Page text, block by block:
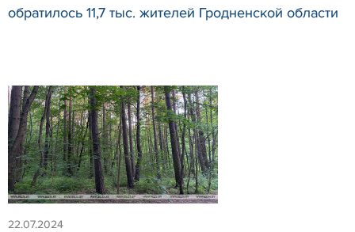
обратилось 11,7 тыс. жителей Гродненской области
22.07.2024